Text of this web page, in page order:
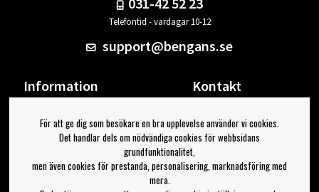
Telefontid - vardagar 10-12
support@bengans.se
Information
Om Bengans
FAQ / Köp- & Leveransvillkor
Kontakt
Din sida
Logga ut
Jag vill ha tips från Bengans
För att ge dig som besökare en bra upplevelse använder vi cookies.
Det handlar dels om nödvändiga cookies för webbsidans
grundfunktionalitet,
men även cookies för prestanda, personalisering, marknadsföring med
mera.